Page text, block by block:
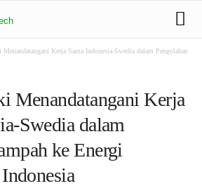
Kerja Sama Indonesia-Swedia dalam Pengolahan
Menandatangani Kerja
Swedia dalam
ke Energi